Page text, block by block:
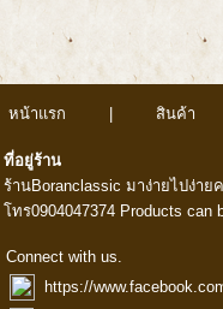
หน้าแรก สินค้า
ที่อยู่ร้าน
ร้านBoranclassic มาง่ายไปง่า
โทร0904047374 Products can
Connect with us.
https://